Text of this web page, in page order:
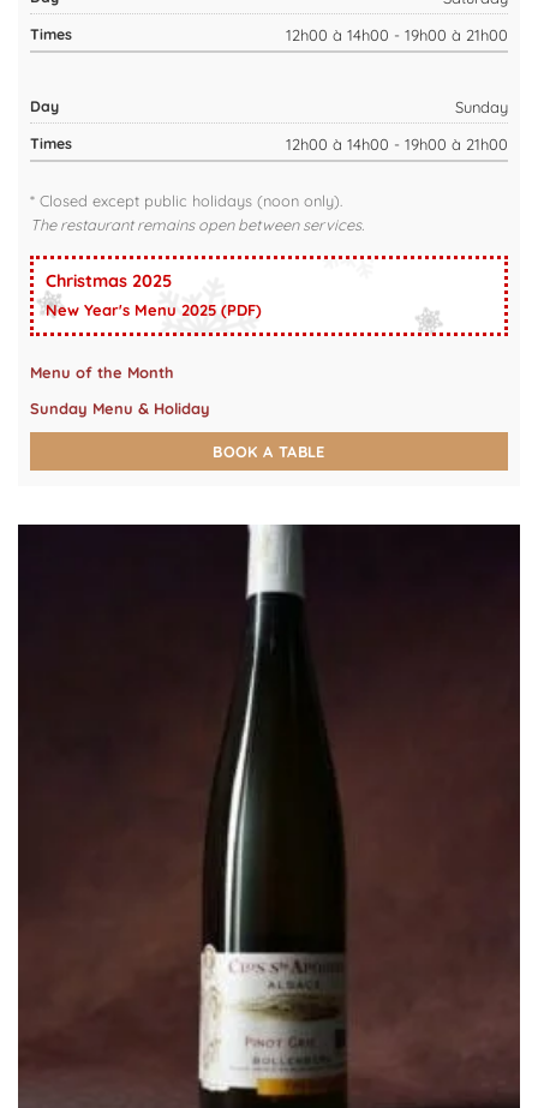
12h00 à 14h00 - 19h00 à 21h00
Sunday
12h00 à 14h00 - 19h00 à 21h00
* Closed except public holidays (noon only).
The restaurant remains open between services.
Christmas 2025
New Year's Menu 2025 (PDF)
Menu of the Month
Sunday Menu & Holiday
BOOK A TABLE